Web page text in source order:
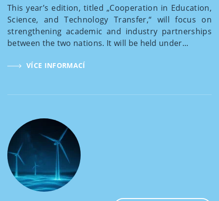
This year’s edition, titled „Cooperation in Education,
Science, and Technology Transfer,“ will focus on
strengthening academic and industry partnerships
between the two nations. It will be held under...
VÍCE INFORMACÍ